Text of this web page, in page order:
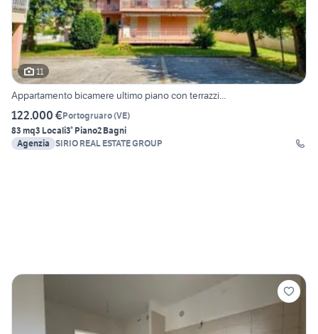
11
Appartamento bicamere ultimo piano con terrazzi...
122.000 €Portogruaro(VE)
83 mq3 Locali3° Piano2 Bagni
Agenzia SIRIO REAL ESTATE GROUP